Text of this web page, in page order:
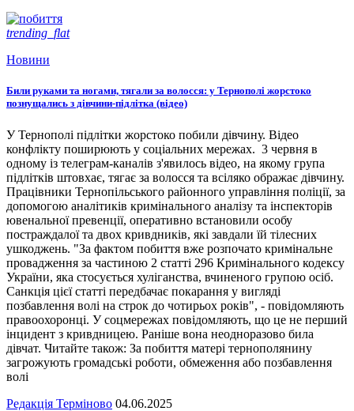
trending_flat
Новини
Били руками та ногами, тягали за волосся: у Тернополі жорстоко
познущались з дівчини-підлітка (відео)
У Тернополі підлітки жорстоко побили дівчину. Відео
конфлікту поширюють у соціальних мережах. 3 червня в
одному із телеграм-каналів з'явилось відео, на якому група
підлітків штовхає, тягає за волосся та всіляко ображає дівчину.
Працівники Тернопільського районного управління поліції, за
допомогою аналітиків кримінального аналізу та інспекторів
ювенальної превенції, оперативно встановили особу
постраждалої та двох кривдників, які завдали їй тілесних
ушкоджень. "За фактом побиття вже розпочато кримінальне
провадження за частиною 2 статті 296 Кримінального кодексу
України, яка стосується хуліганства, вчиненого групою осіб.
Санкція цієї статті передбачає покарання у вигляді
позбавлення волі на строк до чотирьох років", - повідомляють
правоохоронці. У соцмережах повідомляють, що це не перший
інцидент з кривдницею. Раніше вона неодноразово била
дівчат. Читайте також: За побиття матері тернополянину
загрожують громадські роботи, обмеження або позбавлення
волі
Редакція Терміново 04.06.2025